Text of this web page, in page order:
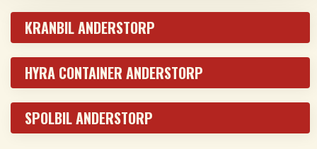
KRANBIL ANDERSTORP
HYRA CONTAINER ANDERSTORP
SPOLBIL ANDERSTORP